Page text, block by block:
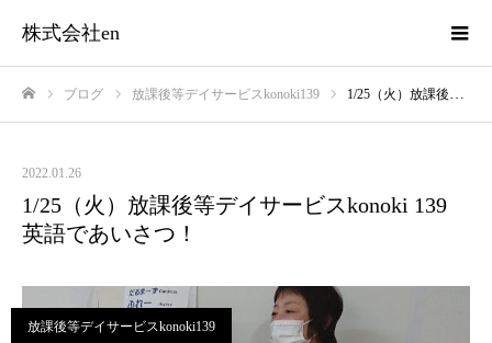
株式会社en
ブログ 放課後等デイサービスkonoki139 1/25（火）放課後等デイサービスkonoki 139 英語であいさつ！
2022.01.26
1/25（火）放課後等デイサービスkonoki 139
英語であいさつ！
放課後等デイサービスkonoki139